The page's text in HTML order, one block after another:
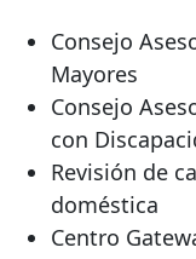
Consejo
Mayores
Consejo
con
Revisión de
doméstica
Centro